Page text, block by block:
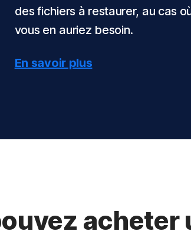
des fichiers à restaurer, au cas
vous en auriez besoin.
En savoir plus
acheter